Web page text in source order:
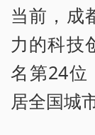
当前，成
力的科技
名第24位
居全国城